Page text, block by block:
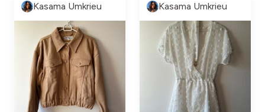
Kasama Umkrieu Kasama Umkrieu